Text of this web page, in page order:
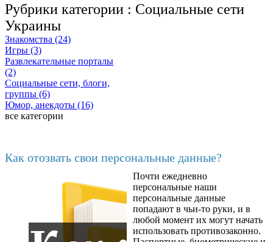
Рубрики категории : Социальные сети
Украины
Знакомства (24)
Игры (3)
Развлекательные порталы
(2)
Социальные сети, блоги,
группы (6)
Юмор, анекдоты (16)
все категории
Как отозвать свои персональные данные?
Почти ежедневно
персональные наши
персональные данные
попадают в чьи-то руки, и в
любой момент их могут начать
использовать противозаконно.